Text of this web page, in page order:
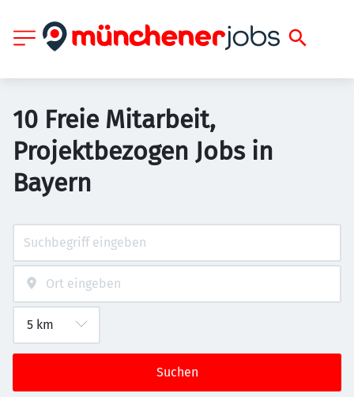
10 Freie Mitarbeit,
Projektbezogen Jobs in
Bayern
Suchen